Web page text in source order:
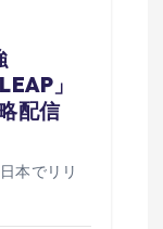
」
配信
本でリリ